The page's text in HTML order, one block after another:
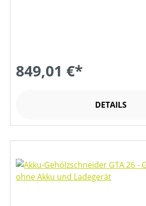
849,01 €*
DETAILS